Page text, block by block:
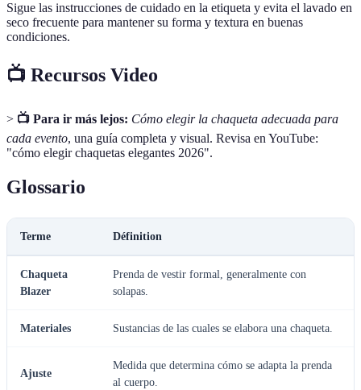
Sigue las instrucciones de cuidado en la etiqueta y evita el lavado en
seco frecuente para mantener su forma y textura en buenas
condiciones.
📺 Recursos Video
> 📺 Para ir más lejos: Cómo elegir la chaqueta adecuada para
cada evento, una guía completa y visual. Revisa en YouTube:
"cómo elegir chaquetas elegantes 2026".
Glossario
Terme Définition
Chaqueta
Blazer
Prenda de vestir formal, generalmente con
solapas.
Materiales Sustancias de las cuales se elabora una chaqueta.
Ajuste
Medida que determina cómo se adapta la prenda
al cuerpo.